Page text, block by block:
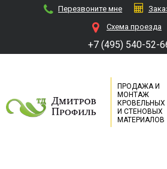
Перезвоните мне
Cхема проезда
+7 (495) 540-52-
ПРОДАЖА И
МОНТАЖ
КРОВЕЛЬНЫХ
И СТЕНОВЫХ
МАТЕРИАЛОВ